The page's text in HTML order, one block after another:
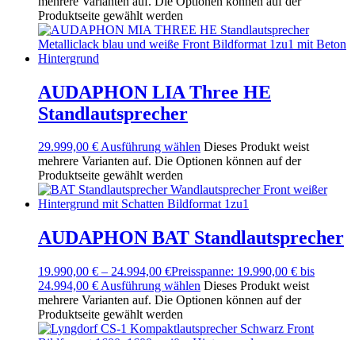
Produktseite gewählt werden
AUDAPHON LIA Three HE
Standlautsprecher
29.999,00 €Ausführung wählen Dieses Produkt weist
mehrere Varianten auf. Die Optionen können auf der
Produktseite gewählt werden
AUDAPHON BAT Standlautsprecher
19.990,00 € – 24.994,00 €Preisspanne: 19.990,00 € bis
24.994,00 € Ausführung wählen Dieses Produkt weist
mehrere Varianten auf. Die Optionen können auf der
Produktseite gewählt werden